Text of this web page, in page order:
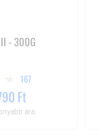
II - 300G
167
Ft
ára: